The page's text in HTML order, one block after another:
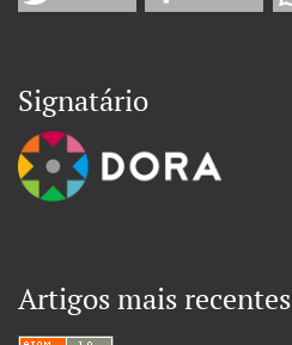
Signatário
Artigos mais recentes